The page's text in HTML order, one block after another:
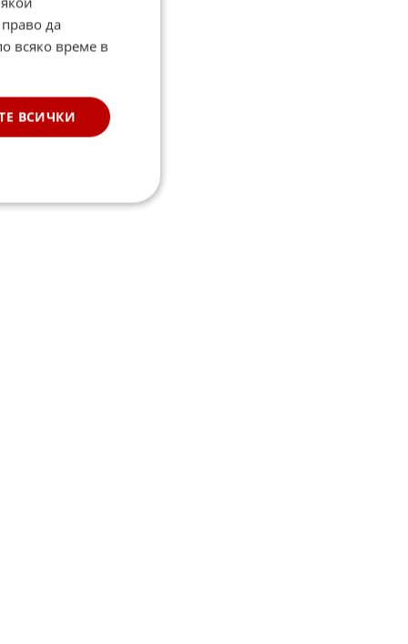
Голямото преселение на
XXI век
Регионалният, глобален
конфликт
да
всяко време в
ВСИЧКИ